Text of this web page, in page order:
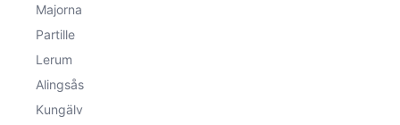
Majorna
Partille
Lerum
Alingsås
Kungälv